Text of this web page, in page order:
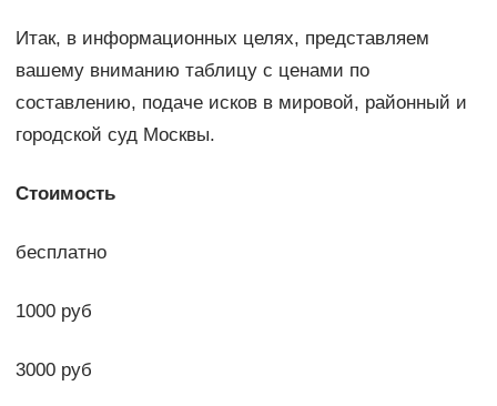
Итак, в информационных целях, представляем
вашему вниманию таблицу с ценами по
составлению, подаче исков в мировой, районный и
городской суд Москвы.
Стоимость
бесплатно
1000 руб
3000 руб